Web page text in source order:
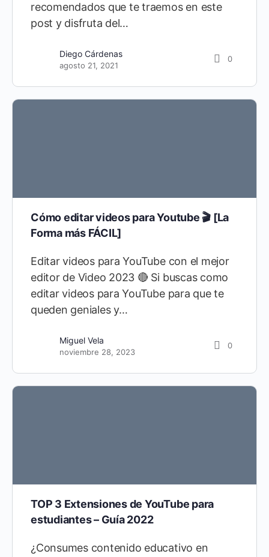
recomendados que te traemos en este
post y disfruta del…
Diego Cárdenas
agosto 21, 2021
0
Cómo editar videos para Youtube 🎬 [La
Forma más FÁCIL]
Editar videos para YouTube con el mejor
editor de Video 2023 🔴 Si buscas como
editar videos para YouTube para que te
queden geniales y…
Miguel Vela
noviembre 28, 2023
0
TOP 3 Extensiones de YouTube para
estudiantes – Guía 2022
¿Consumes contenido educativo en